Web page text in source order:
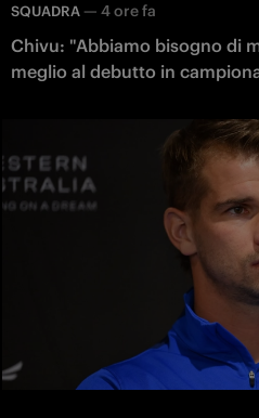
SQUADRA — 4 ore fa
Chivu: "Abbiamo bisogno di
meglio al debutto in